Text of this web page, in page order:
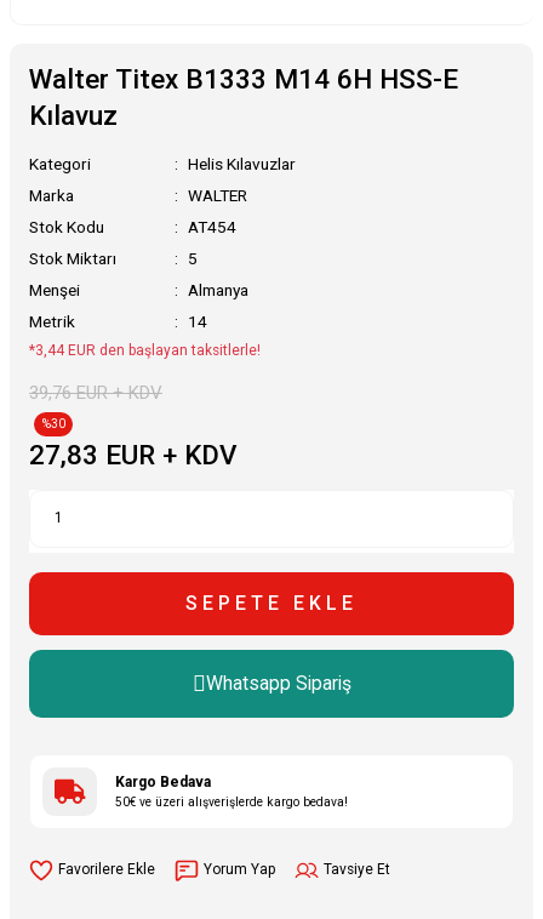
Walter Titex B1333 M14 6H HSS-E
Kılavuz
Kategori
Helis Kılavuzlar
Marka
WALTER
Stok Kodu
AT454
Stok Miktarı
5
Menşei
Almanya
Metrik
14
*3,44 EUR den başlayan taksitlerle!
39,76 EUR + KDV
%30
27,83 EUR + KDV
SEPETE EKLE
Whatsapp Sipariş
Kargo Bedava
50€ ve üzeri alışverişlerde kargo bedava!
Yorum Yap Tavsiye Et